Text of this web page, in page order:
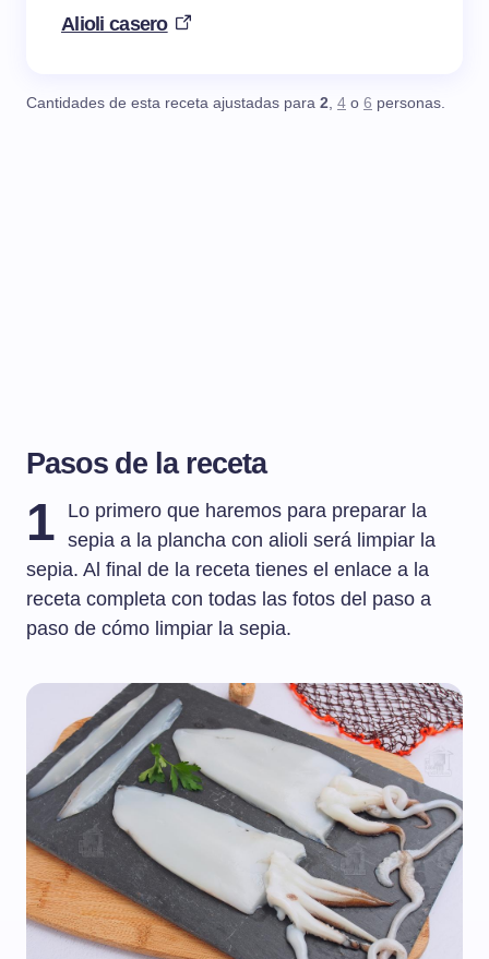
Alioli casero
Cantidades de esta receta ajustadas para 2, 4 o 6 personas.
Pasos de la receta
1
Lo primero que haremos para preparar la
sepia a la plancha con alioli será limpiar la
sepia. Al final de la receta tienes el enlace a la
receta completa con todas las fotos del paso a
paso de cómo limpiar la sepia.